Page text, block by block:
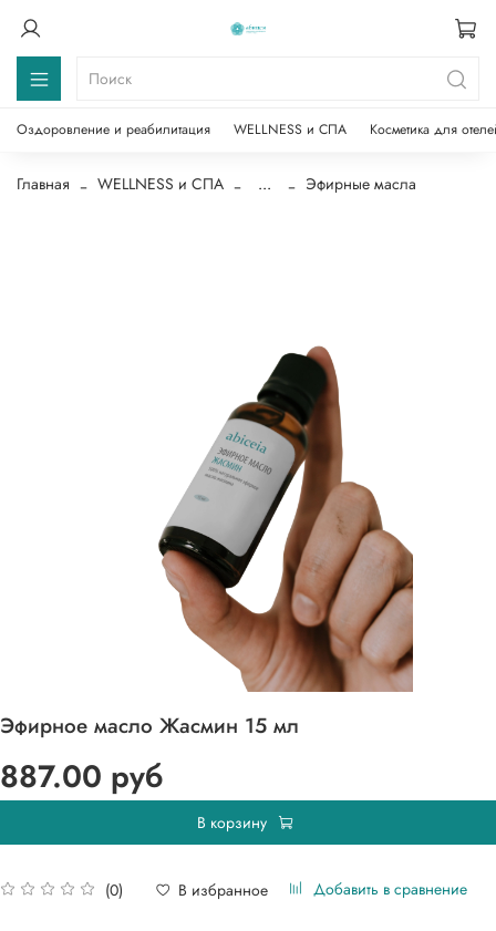
Оздоровление и реабилитация WELLNESS и СПА Косметика для
Главная WELLNESS и СПА ... Эфирные масла
Эфирное масло Жасмин 15 мл
(0) В избранное Добавить в сравнение
887.00 руб
В корзину